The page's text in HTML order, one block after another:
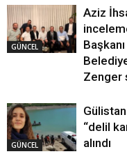
GÜNCEL
Aziz
Zenger
GÜNCEL
“delil
alındı